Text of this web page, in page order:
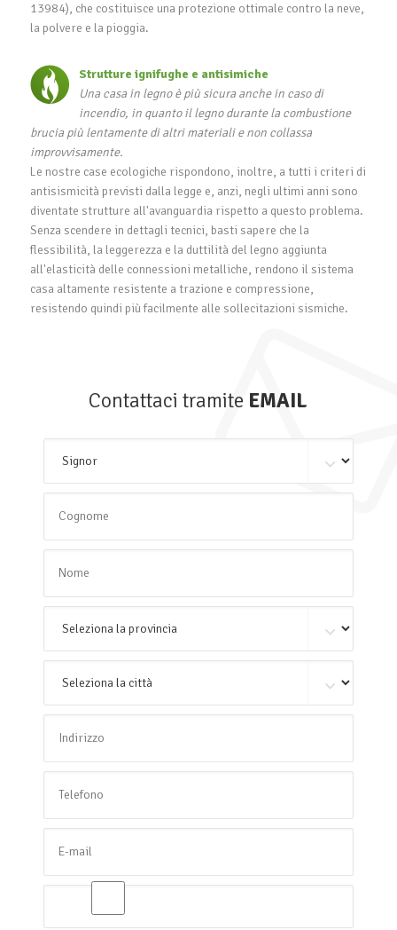
13984), che costituisce una protezione ottimale contro la neve,
la polvere e la pioggia.
Strutture ignifughe e antisimiche
Una casa in legno è più sicura anche in caso di
incendio, in quanto il legno durante la combustione
brucia più lentamente di altri materiali e non collassa
improvvisamente.
Le nostre case ecologiche rispondono, inoltre, a tutti i criteri di
antisismicità previsti dalla legge e, anzi, negli ultimi anni sono
diventate strutture all'avanguardia rispetto a questo problema.
Senza scendere in dettagli tecnici, basti sapere che la
flessibilità, la leggerezza e la duttilità del legno aggiunta
all'elasticità delle connessioni metalliche, rendono il sistema
casa altamente resistente a trazione e compressione,
resistendo quindi più facilmente alle sollecitazioni sismiche.
Contattaci tramite EMAIL